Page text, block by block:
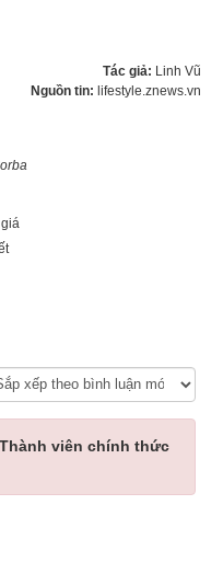
Tác giả: Linh Vũ
Nguồn tin: lifestyle.znews.vn
Thành viên chính thức